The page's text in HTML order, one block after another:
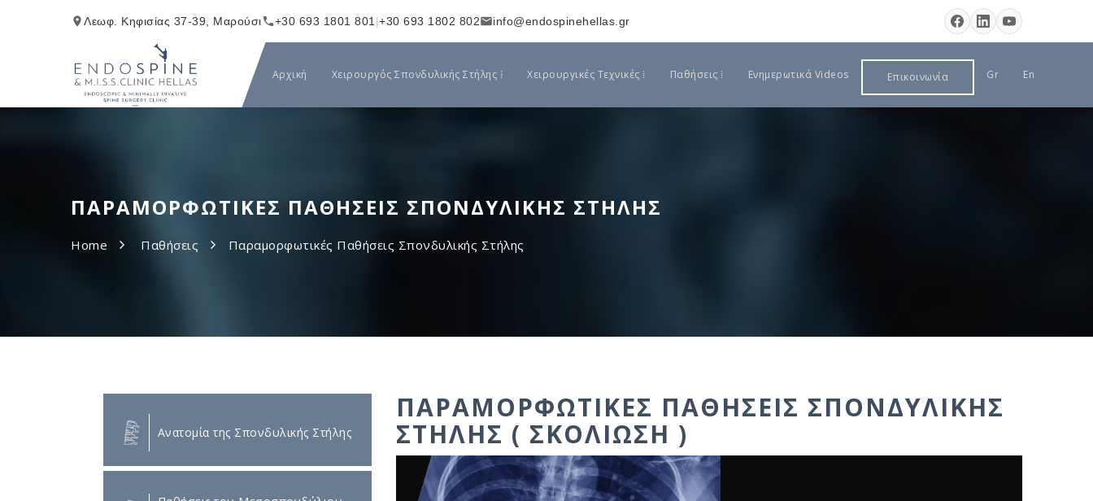
Λεωφ. Κηφισίας 37-39, Μαρούσι +30 693 1801 801 |+30 693 1802 802 info@endospinehellas.gr
Αρχική Χειρουργός Σπονδυλικής Στήλης ⁞ Χειρουργικές Τεχνικές ⁞ Παθήσεις ⁞ Ενημερωτικά Videos Επικοινωνία Gr En
ΠΑΡΑΜΟΡΦΩΤΙΚΈΣ ΠΑΘΉΣΕΙΣ ΣΠΟΝΔΥΛΙΚΉΣ ΣΤΉΛΗΣ
Home Παθήσεις Παραμορφωτικές Παθήσεις Σπονδυλικής Στήλης
Ανατομία της Σπονδυλικής Στήλης
ΠΑΡΑΜΟΡΦΩΤΙΚΈΣ ΠΑΘΉΣΕΙΣ ΣΠΟΝΔΥΛΙΚΉΣ
ΣΤΉΛΗΣ ( ΣΚΟΛΊΩΣΗ )